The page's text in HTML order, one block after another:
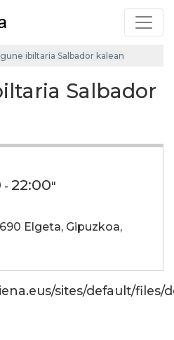
ibiltaria Salbador kalean
Salbador
- 22:00"
Elgeta, Gipuzkoa,
sites/default/files/